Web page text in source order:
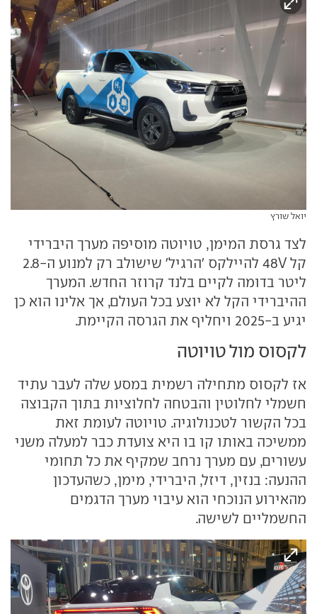
יואל שורץ
לצד גרסת המימן, טויוטה מוסיפה מערך היברידי
קל 48V להיילקס 'הרגיל' שישולב רק למנוע ה-2.8
ליטר בדומה לקיים בלנד קרוזר החדש. המערך
ההיברידי הקל לא יוצע בכל העולם, אך אלינו הוא כן
יגיע ב-2025 ויחליף את הגרסה הקיימת.
לקסוס מול טויוטה
אז לקסוס מתחילה רשמית במסע שלה לעבר עתיד
חשמלי לחלוטין והבטחה לחלוציות בתוך הקבוצה
בכל הקשור לטכנולוגיה. טויוטה לעומת זאת
ממשיכה באותו קו בו היא צועדת כבר למעלה משני
עשורים, עם מערך נרחב שמקיף את כל תחומי
ההנעה: בנזין, דיזל, היברידי, מימן, כשהעדכון
מהאירוע הנוכחי הוא עיבוי מערך הדגמים
החשמליים לשישה.